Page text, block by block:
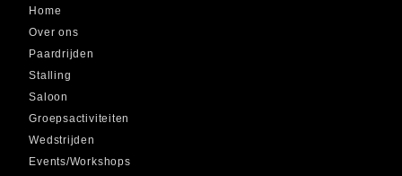
Home
Over ons
Paardrijden
Stalling
Saloon
Groepsactiviteiten
Wedstrijden
Events/Workshops